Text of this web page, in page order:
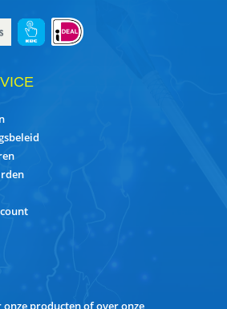
producten of over onze